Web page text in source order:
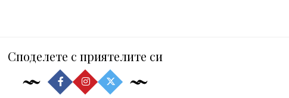
Споделете с приятелите си